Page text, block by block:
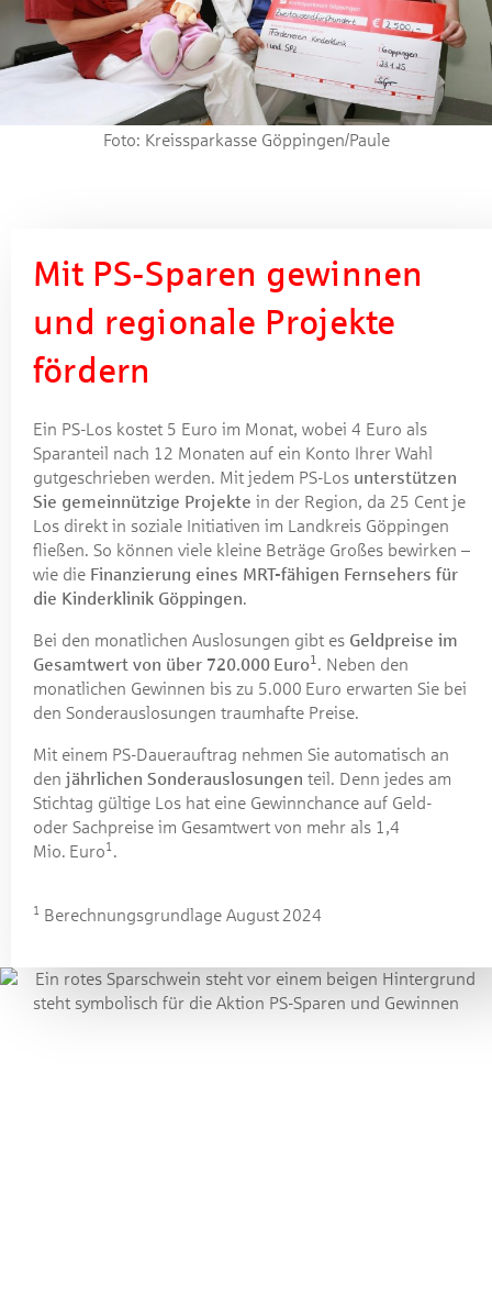
Foto: Kreissparkasse Göppingen/Paule
Mit PS-Sparen gewinnen
und regionale Projekte
fördern
Ein PS-Los kostet 5 Euro im Monat, wobei 4 Euro als
Sparanteil nach 12 Monaten auf ein Konto Ihrer Wahl
gutgeschrieben werden. Mit jedem PS-Los unterstützen
Sie gemeinnützige Projekte in der Region, da 25 Cent je
Los direkt in soziale Initiativen im Landkreis Göppingen
fließen. So können viele kleine Beträge Großes bewirken –
wie die Finanzierung eines MRT-fähigen Fernsehers für
die Kinderklinik Göppingen.
Bei den monatlichen Auslosungen gibt es Geldpreise im
Gesamtwert von über 720.000 Euro1. Neben den
monatlichen Gewinnen bis zu 5.000 Euro erwarten Sie bei
den Sonder­auslosungen traumhafte Preise.
Mit einem PS-Dauerauftrag nehmen Sie automatisch an
den jährlichen Sonder­auslosungen teil. Denn jedes am
Stichtag gültige Los hat eine Gewinn­chance auf Geld-
oder Sachpreise im Gesamtwert von mehr als 1,4
Mio. Euro1.
1 Berechnungsgrundlage August 2024